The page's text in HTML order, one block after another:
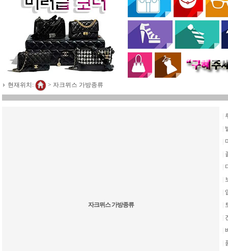
현재위치: > 자크뮈스 가방종류
자크뮈스 가방종류